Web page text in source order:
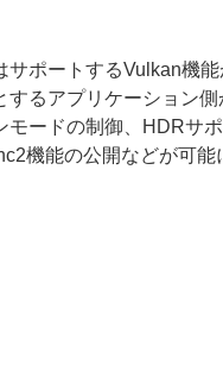
ポートするVulkan機
するアプリケーション
モードの制御、HDRサ
機能の公開などが可能